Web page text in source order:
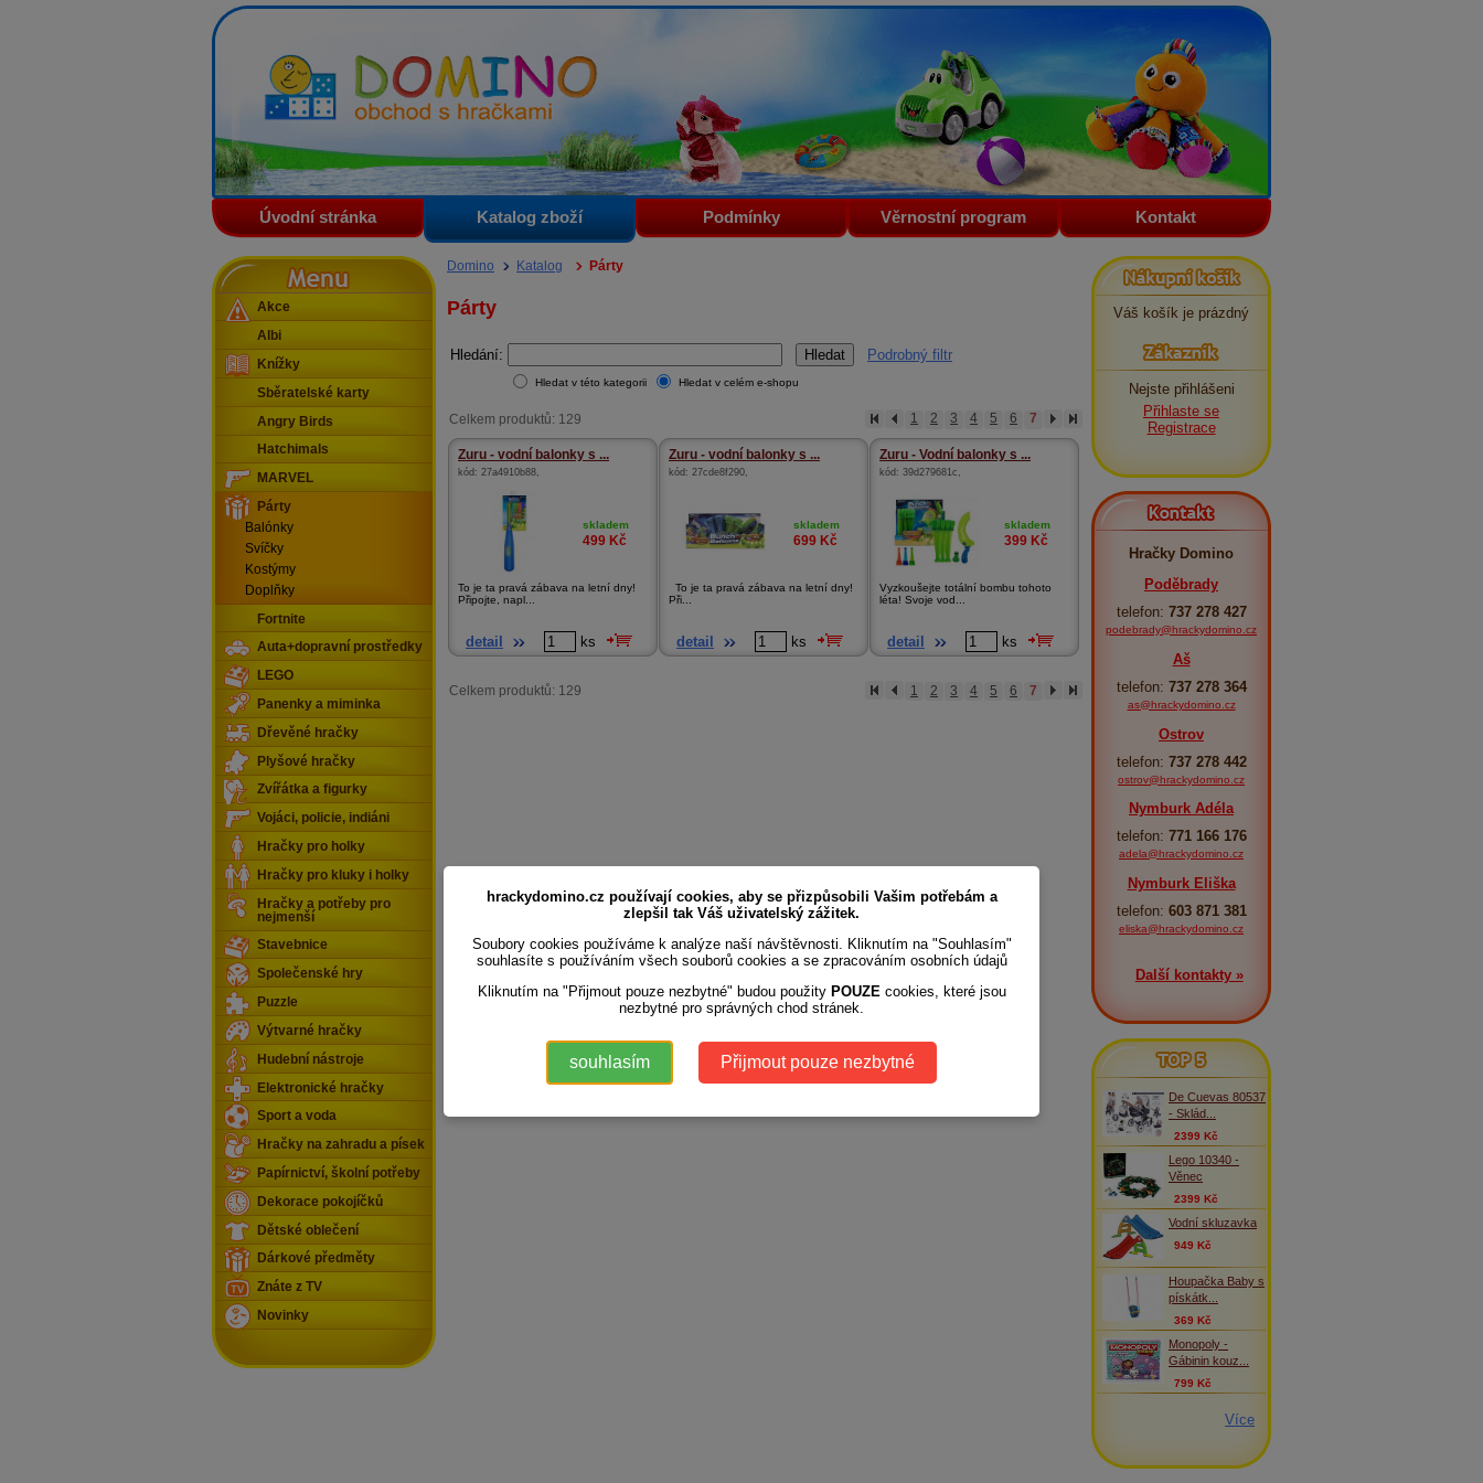
Domino - obchod s hračkami
Úvodní stránka Katalog zboží Podmínky Věrnostní program Kontakt
Domino Katalog Párty
Párty
Hledání: Podrobný filtr
Hledat v této kategorii Hledat v celém e-shopu
Celkem produktů: 129 1 2 3 4 5 6 7
Zuru - vodní balonky s ...
kód: 27a4910b88,
skladem
499 Kč
To je ta pravá zábava na letní dny!
Připojte, napl...
detail ks
Zuru - vodní balonky s ...
kód: 27cde8f290,
skladem
699 Kč
To je ta pravá zábava na letní dny!
Při...
detail ks
Zuru - Vodní balonky s ...
kód: 39d279681c ,
skladem
399 Kč
Vyzkoušejte totální bombu tohoto
léta! Svoje vod...
detail ks
Celkem produktů: 129 1 2 3 4 5 6 7
Menu
Akce
Albi
Knížky
Sběratelské karty
Angry Birds
Hatchimals
MARVEL
Párty
Balónky
Svíčky
Kostýmy
Doplňky
Fortnite
Auta+dopravní prostředky
LEGO
Panenky a miminka
Dřevěné hračky
Plyšové hračky
Zvířátka a figurky
Vojáci, policie, indiáni
Hračky pro holky
Hračky pro kluky i holky
Hračky a potřeby pro
nejmenší
Stavebnice
Společenské hry
Puzzle
Výtvarné hračky
Hudební nástroje
Elektronické hračky
Sport a voda
Hračky na zahradu a písek
Papírnictví, školní potřeby
Dekorace pokojíčků
Dětské oblečení
Dárkové předměty
Znáte z TV
Novinky
Nákupní košík
Váš košík je prázdný
Zákazník
Nejste přihlášeni
Přihlaste se
Registrace
Kontakt
Hračky Domino
Poděbrady
telefon: 737 278 427
podebrady@hrackydomino.cz
Aš
telefon: 737 278 364
as@hrackydomino.cz
Ostrov
telefon: 737 278 442
ostrov@hrackydomino.cz
Nymburk Adéla
telefon: 771 166 176
adela@hrackydomino.cz
Nymburk Eliška
telefon: 603 871 381
eliska@hrackydomino.cz
Další kontakty »
TOP 5
De Cuevas 80537
- Sklád...
2399 Kč
Lego 10340 -
Věnec
2399 Kč
Vodní skluzavka
949 Kč
Houpačka Baby s
pískátk...
369 Kč
Monopoly -
Gábinin kouz...
799 Kč
Více
hrackydomino.cz používají cookies, aby se přizpůsobili Vašim potřebám a
zlepšil tak Váš uživatelský zážitek.
Soubory cookies používáme k analýze naší návštěvnosti. Kliknutím na "Souhlasím"
souhlasíte s používáním všech souborů cookies a se zpracováním osobních údajů
Kliknutím na "Přijmout pouze nezbytné" budou použity POUZE cookies, které jsou
nezbytné pro správných chod stránek.
souhlasím Přijmout pouze nezbytné